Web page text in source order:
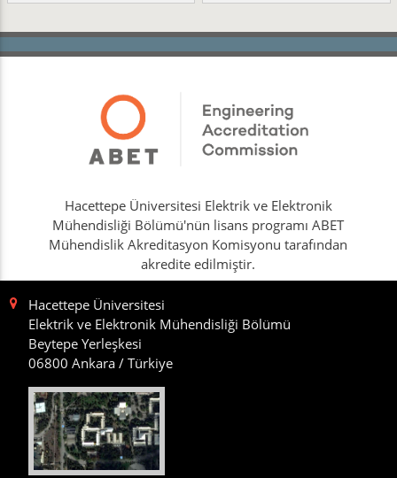
Hacettepe Üniversitesi Elektrik ve Elektronik
Mühendisliği Bölümü'nün lisans programı ABET
Mühendislik Akreditasyon Komisyonu tarafından
akredite edilmiştir.
Hacettepe Üniversitesi
Elektrik ve Elektronik Mühendisliği Bölümü
Beytepe Yerleşkesi
06800 Ankara / Türkiye